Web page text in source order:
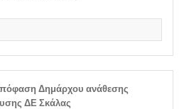
Δημάρχου ανάθεσης
ΔΕ Σκάλας